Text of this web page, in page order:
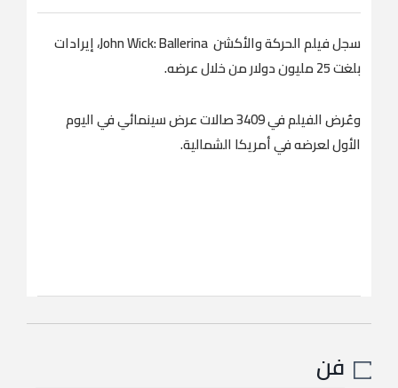
سجل فيلم الحركة والأكشن John Wick: Ballerina، إيرادات
بلغت 25 مليون دولار من خلال عرضه.
وعُرض الفيلم في 3409 صالات عرض سينمائي في اليوم
الأول لعرضه في أمريكا الشمالية.
فن